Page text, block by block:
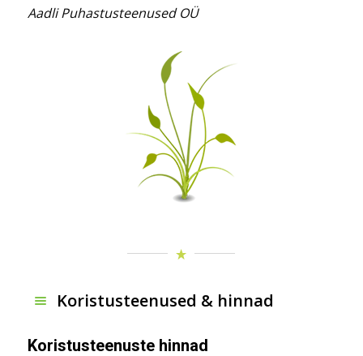
Aadli Puhastusteenused OÜ
Koristusteenused & hinnad
Koristusteenuste hinnad